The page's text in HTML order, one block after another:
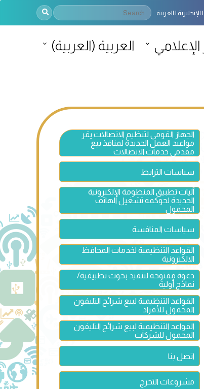
الإنجليزية العربية
الإعلامي العربية (العربية)
الجهاز القومي لتنظيم الاتصالات يقر
مواعيد العمل الجديدة لمنافذ بيع
مقدمي خدمات الاتصالات
سياسات الترابط
آليات تطبيق المنظومة الإلكترونية
الجديدة لحوكمة تشغيل الهاتف
المحمول
سياسات المنافسة
القواعد التنظيمية لخدمات المحافظ
الالكترونية
دعوة مفتوحة لتنفيذ بحوث تطبيقية/
نماذج أولية
القواعد التنظيمية لبيع شرائح التليفون
المحمول للأفراد
القواعد التنظيمية لبيع شرائح التليفون
المحمول للشركات
اتصل بنا
مشروعات التخرج